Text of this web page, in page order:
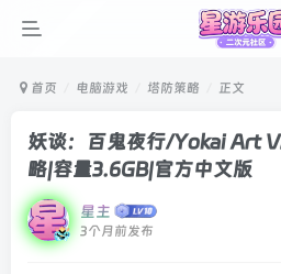
首页 电脑游戏 塔防策略 正文
妖谈：百鬼夜行/Yokai Art
略|容量3.6GB|官方中文版
星主
3个月前发布